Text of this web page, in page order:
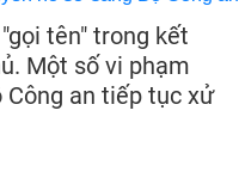
tên" trong kết
Một số vi phạm
Công an tiếp tục xử